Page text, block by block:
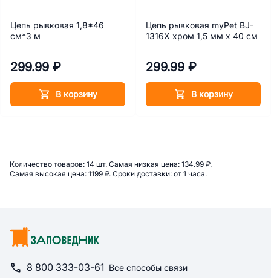
Цепь рывковая 1,8*46
см*3 м
299.99 ₽
В корзину
Цепь рывковая myPet BJ-
1316X хром 1,5 мм х 40 см
299.99 ₽
В корзину
Сводная информация по
Количество товаров: 14 шт. Самая низкая цена: 134.99 ₽.
Самая высокая цена: 1199 ₽. Сроки доставки: от 1 часа.
8 800 333-03-61 Все способы связи